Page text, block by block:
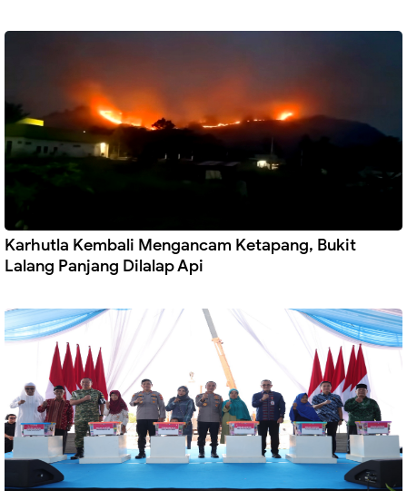
Karhutla Kembali Mengancam Ketapang, Bukit
Lalang Panjang Dilalap Api